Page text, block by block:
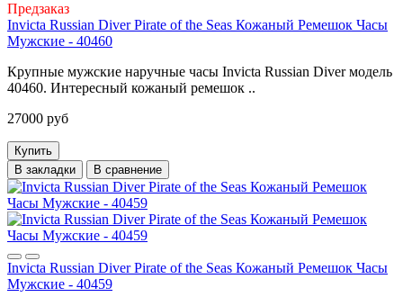
Предзаказ
Invicta Russian Diver Pirate of the Seas Кожаный Ремешок Часы
Мужские - 40460
Крупные мужские наручные часы Invicta Russian Diver модель
40460. Интересный кожаный ремешок ..
27000 руб
Купить
В закладки
В сравнение
Invicta Russian Diver Pirate of the Seas Кожаный Ремешок Часы
Мужские - 40459